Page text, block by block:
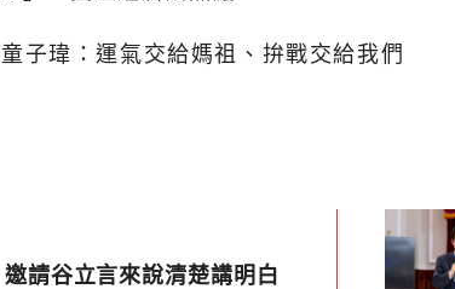
子瑋：運氣交給媽祖、拚戰交給我們
邀請谷立言來說清楚講明白